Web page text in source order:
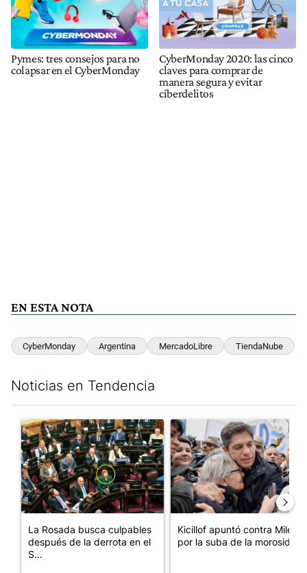
Pymes: tres consejos para no
colapsar en el CyberMonday
CyberMonday 2020: las cinco
claves para comprar de
manera segura y evitar
ciberdelitos
EN ESTA NOTA
CyberMonday Argentina MercadoLibre TiendaNube
Noticias en Tendencia
Un artículo de tendencia con el título "La Rosada busca
La Rosada busca culpables
después de la derrota en el
S...
Un artículo de tendencia con
Kicillof apuntó contra Milei
por la suba de la morosida...